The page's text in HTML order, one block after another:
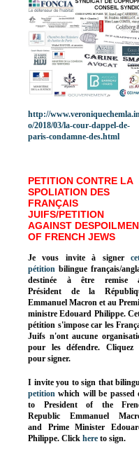
http://
o/2018/03/la-cour-dappel-de-
paris-condamne-des.html
PETITION CONTRE LA
SPOLIATION DES
FRANÇAIS
JUIFS/PETITION
AGAINST
OF FRENCH JEWS
Je vous invite à signer
pétition bilingue français/
destinée à être remise
Président de la
Emmanuel Macron et au
ministre Edouard Philippe.
pétition s'impose car les
Juifs n'ont aucune
pour les défendre. Cliquez
pour signer.
I invite you to sign that
petition which will be passed
to President of the
Republic Emmanuel
and Prime Minister
Philippe. Click here to sign.